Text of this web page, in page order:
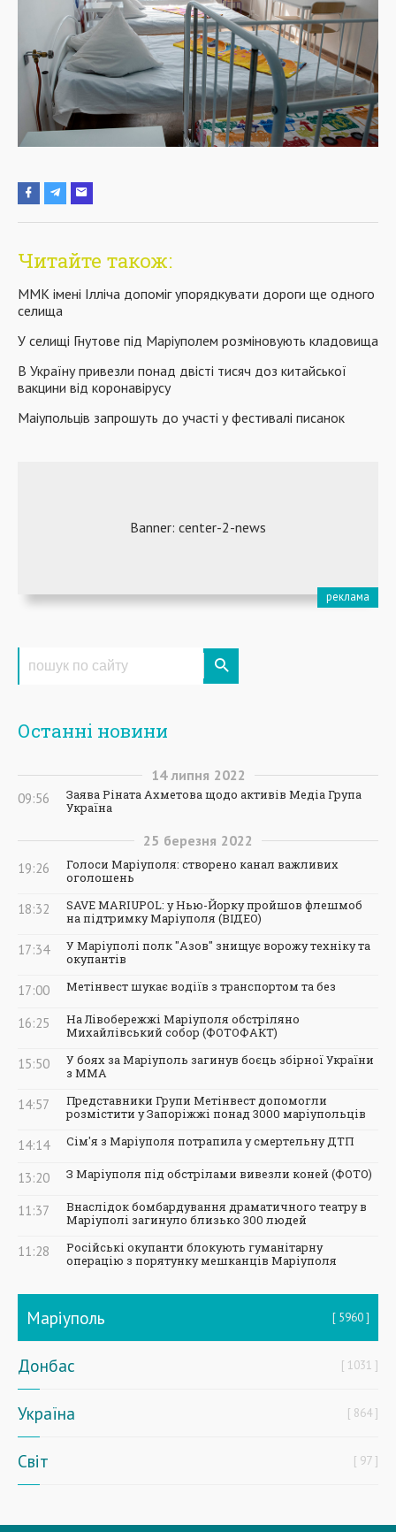
Читайте також:
ММК імені Ілліча допоміг упорядкувати дороги ще одного
селища
У селищі Гнутове під Маріуполем розміновують кладовища
В Україну привезли понад двісті тисяч доз китайської
вакцини від коронавірусу
Маіупольців запрошуть до участі у фестивалі писанок
Останні новини
14 липня 2022
09:56
Заява Ріната Ахметова щодо активів Медіа Група
Україна
25 березня 2022
19:26
Голоси Маріуполя: створено канал важливих
оголошень
18:32
SAVE MARIUPOL: у Нью-Йорку пройшов флешмоб
на підтримку Маріуполя (ВІДЕО)
17:34
У Маріуполі полк "Азов" знищує ворожу техніку та
окупантів
17:00 Метінвест шукає водіїв з транспортом та без
16:25
На Лівобережжі Маріуполя обстріляно
Михайлівський собор (ФОТОФАКТ)
15:50
У боях за Маріуполь загинув боєць збірної України
з ММА
14:57
Представники Групи Метінвест допомогли
розмістити у Запоріжжі понад 3000 маріупольців
14:14 Сім'я з Маріуполя потрапила у смертельну ДТП
13:20 З Маріуполя під обстрілами вивезли коней (ФОТО)
11:37
Внаслідок бомбардування драматичного театру в
Маріуполі загинуло близько 300 людей
11:28
Російські окупанти блокують гуманітарну
операцію з порятунку мешканців Маріуполя
Маріуполь 5960
Донбас 1031
Україна 864
Світ 97